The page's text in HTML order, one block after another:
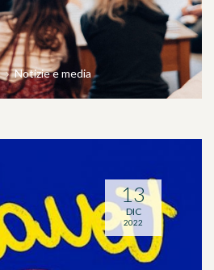
Notizie e media
13
DIC
2022